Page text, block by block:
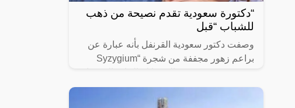
“دكتورة سعودية تقدم نصيحة من ذهب
للشباب “قبل
وصفت دكتور سعودية القرنفل بأنه عبارة عن
براعم زهور مجففة من شجرة “Syzygium
“yrtaceae”، وهو نبات دائم الخضرة ينمو في